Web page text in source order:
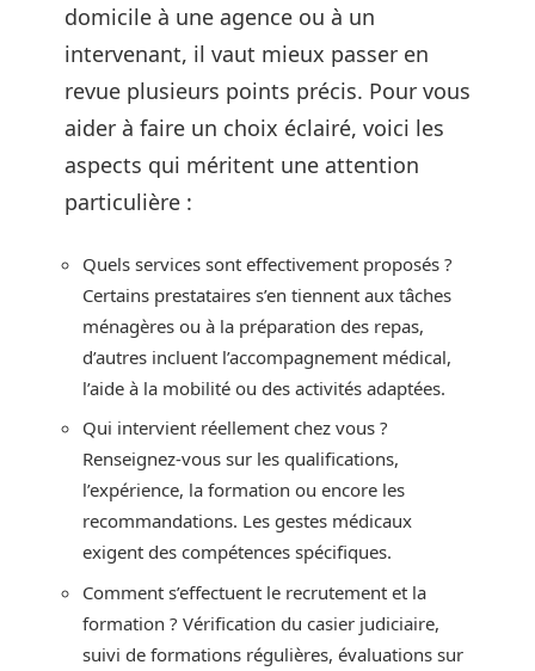
domicile à une agence ou à un
intervenant, il vaut mieux passer en
revue plusieurs points précis. Pour vous
aider à faire un choix éclairé, voici les
aspects qui méritent une attention
particulière :
Quels services sont effectivement proposés ?
Certains prestataires s’en tiennent aux tâches
ménagères ou à la préparation des repas,
d’autres incluent l’accompagnement médical,
l’aide à la mobilité ou des activités adaptées.
Qui intervient réellement chez vous ?
Renseignez-vous sur les qualifications,
l’expérience, la formation ou encore les
recommandations. Les gestes médicaux
exigent des compétences spécifiques.
Comment s’effectuent le recrutement et la
formation ? Vérification du casier judiciaire,
suivi de formations régulières, évaluations sur